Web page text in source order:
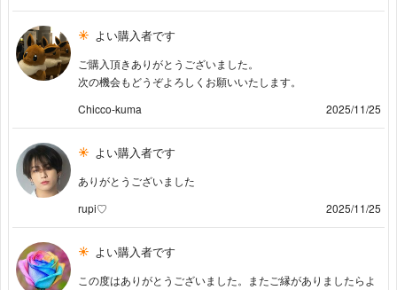
よい購入者です
ご購入頂きありがとうございました。
次の機会もどうぞよろしくお願いいたします。
Chicco-kuma
2025/11/25
よい購入者です
ありがとうございました
rupi♡
2025/11/25
よい購入者です
この度はありがとうございました。またご縁がありましたらよ